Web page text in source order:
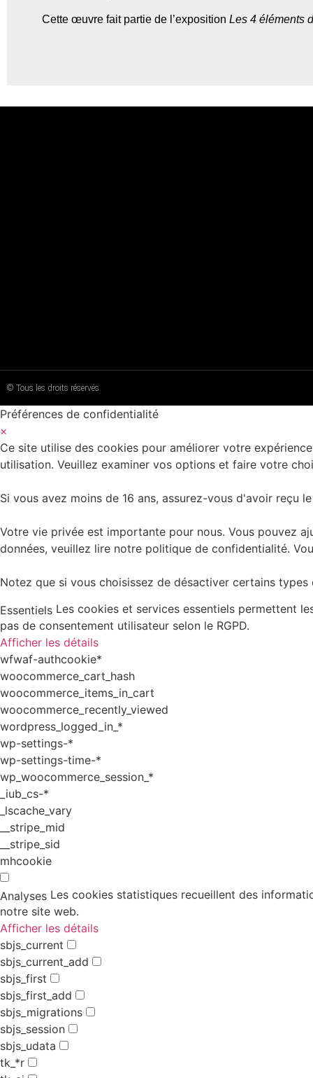
Cette œuvre fait partie de l’exposition Les 4 éléments
© Tous les droits réservés
Préférences de confidentialité
×
Ce site utilise des cookies pour améliorer votre
utilisation. Veuillez examiner vos options et faire votre
Si vous avez moins de 16 ans, assurez-vous d'avoir reçu
Votre vie privée est importante pour nous. Vous pouvez
données, veuillez lire notre politique de confidentialité.
Notez que si vous choisissez de désactiver certains
Essentiels Les cookies et services essentiels permettent
pas de consentement utilisateur selon le RGPD.
Afficher les détails
wfwaf-authcookie*
woocommerce_cart_hash
woocommerce_items_in_cart
woocommerce_recently_viewed
wordpress_logged_in_*
wp-settings-*
wp-settings-time-*
wp_woocommerce_session_*
_iub_cs-*
_lscache_vary
__stripe_mid
__stripe_sid
mhcookie
Analyses Les cookies statistiques recueillent des
notre site web.
Afficher les détails
sbjs_current
sbjs_current_add
sbjs_first
sbjs_first_add
sbjs_migrations
sbjs_session
sbjs_udata
tk_*r